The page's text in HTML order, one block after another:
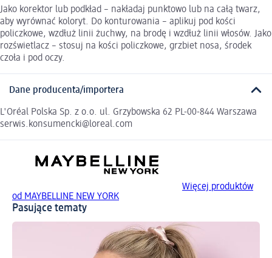
Jako korektor lub podkład – nakładaj punktowo lub na całą twarz,
aby wyrównać koloryt. Do konturowania – aplikuj pod kości
policzkowe, wzdłuż linii żuchwy, na brodę i wzdłuż linii włosów. Jako
rozświetlacz – stosuj na kości policzkowe, grzbiet nosa, środek
czoła i pod oczy.
Dane producenta/importera
L'Oréal Polska Sp. z o.o. ul. Grzybowska 62 PL-00-844 Warszawa
serwis.konsumencki@loreal.com
Więcej produktów
od MAYBELLINE NEW YORK
Pasujące tematy